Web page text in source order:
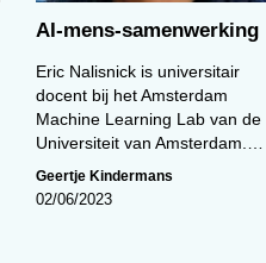
AI-mens-samenwerking
Eric Nalisnick is universitair
docent bij het Amsterdam
Machine Learning Lab van de
Universiteit van Amsterdam.…
Geertje Kindermans
02/06/2023